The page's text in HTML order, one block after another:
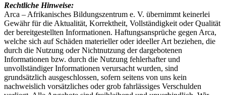
Rechtliche Hinweise:
Arca – Afrikanisches Bildungszentrum e. V. übernimmt keinerlei
Gewähr für die Aktualität, Korrektheit, Vollständigkeit oder Qualität
der bereitgestellten Informationen. Haftungsansprüche gegen Arca,
welche sich auf Schäden materieller oder ideeller Art beziehen, die
durch die Nutzung oder Nichtnutzung der dargebotenen
Informationen bzw. durch die Nutzung fehlerhafter und
unvollständiger Informationen verursacht wurden, sind
grundsätzlich ausgeschlossen, sofern seitens von uns kein
nachweislich vorsätzliches oder grob fahrlässiges Verschulden